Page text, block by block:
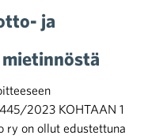
ja
2023 KOHTAAN 1
ry on ollut edustettuna